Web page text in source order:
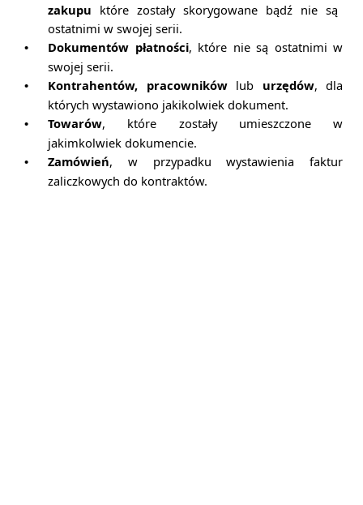
zakupu które zostały skorygowane bądź nie są
ostatnimi w swojej serii.
• Dokumentów płatności, które nie są ostatnimi w
swojej serii.
• Kontrahentów, pracownikówlub urzędów, dla
których wystawiono jakikolwiek dokument.
• Towarów, które zostały umieszczone w
jakimkolwiek dokumencie.
• Zamówień, w przypadku wystawienia faktur
zaliczkowych do kontraktów.